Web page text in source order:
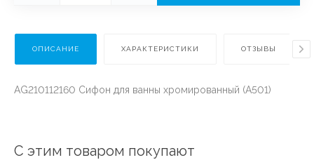
ОПИСАНИЕ ХАРАКТЕРИСТИКИ ОТЗЫВЫ
AG210112160 Сифон для ванны хромированный (А501)
С этим товаром покупают